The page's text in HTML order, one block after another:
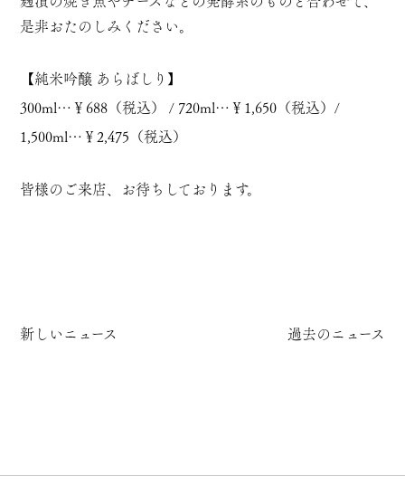
是非おたのしみください。
【純米吟醸 あらばしり 】
300ml …￥688（税込） / 720ml …￥1,650（税込）/
1,500ml …￥2,475（税込）
皆様のご来店、お待ちしております。
新しいニュース 過去のニュース